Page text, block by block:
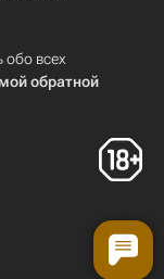
обо всех
обратной